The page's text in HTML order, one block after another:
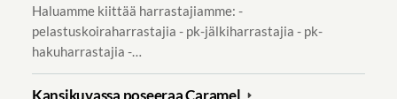
Haluamme kiittää harrastajiamme: -
pelastuskoiraharrastajia - pk-jälkiharrastajia - pk-
hakuharrastajia -…
Kansikuvassa poseeraa Caramel